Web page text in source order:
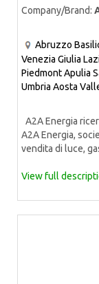
Company/Brand:
Abruzzo
Venezia Giulia
PiedmontApulia
Umbria Aosta
A2A Energia
A2A Energia,
vendita di luce,
View full